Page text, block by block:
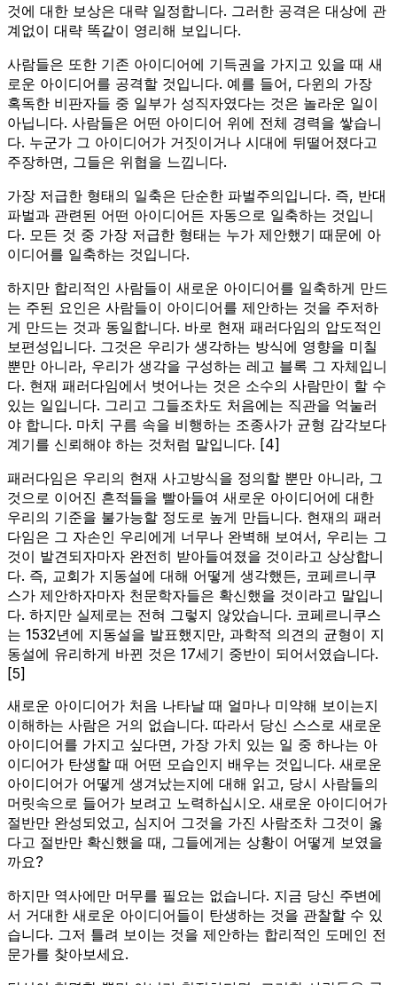
것에 대한 보상은 대략 일정합니다. 그러한 공격은 대상에 관
계없이 대략 똑같이 영리해 보입니다.
사람들은 또한 기존 아이디어에 기득권을 가지고 있을 때 새
로운 아이디어를 공격할 것입니다. 예를 들어, 다윈의 가장
혹독한 비판자들 중 일부가 성직자였다는 것은 놀라운 일이
아닙니다. 사람들은 어떤 아이디어 위에 전체 경력을 쌓습니
다. 누군가 그 아이디어가 거짓이거나 시대에 뒤떨어졌다고
주장하면, 그들은 위협을 느낍니다.
가장 저급한 형태의 일축은 단순한 파벌주의입니다. 즉, 반대
파벌과 관련된 어떤 아이디어든 자동으로 일축하는 것입니
다. 모든 것 중 가장 저급한 형태는 누가 제안했기 때문에 아
이디어를 일축하는 것입니다.
하지만 합리적인 사람들이 새로운 아이디어를 일축하게 만드
는 주된 요인은 사람들이 아이디어를 제안하는 것을 주저하
게 만드는 것과 동일합니다. 바로 현재 패러다임의 압도적인
보편성입니다. 그것은 우리가 생각하는 방식에 영향을 미칠
뿐만 아니라, 우리가 생각을 구성하는 레고 블록 그 자체입니
다. 현재 패러다임에서 벗어나는 것은 소수의 사람만이 할 수
있는 일입니다. 그리고 그들조차도 처음에는 직관을 억눌러
야 합니다. 마치 구름 속을 비행하는 조종사가 균형 감각보다
계기를 신뢰해야 하는 것처럼 말입니다. [4]
패러다임은 우리의 현재 사고방식을 정의할 뿐만 아니라, 그
것으로 이어진 흔적들을 빨아들여 새로운 아이디어에 대한
우리의 기준을 불가능할 정도로 높게 만듭니다. 현재의 패러
다임은 그 자손인 우리에게 너무나 완벽해 보여서, 우리는 그
것이 발견되자마자 완전히 받아들여졌을 것이라고 상상합니
다. 즉, 교회가 지동설에 대해 어떻게 생각했든, 코페르니쿠
스가 제안하자마자 천문학자들은 확신했을 것이라고 말입니
다. 하지만 실제로는 전혀 그렇지 않았습니다. 코페르니쿠스
는 1532년에 지동설을 발표했지만, 과학적 의견의 균형이 지
동설에 유리하게 바뀐 것은 17세기 중반이 되어서였습니다.
[5]
새로운 아이디어가 처음 나타날 때 얼마나 미약해 보이는지
이해하는 사람은 거의 없습니다. 따라서 당신 스스로 새로운
아이디어를 가지고 싶다면, 가장 가치 있는 일 중 하나는 아
이디어가 탄생할 때 어떤 모습인지 배우는 것입니다. 새로운
아이디어가 어떻게 생겨났는지에 대해 읽고, 당시 사람들의
머릿속으로 들어가 보려고 노력하십시오. 새로운 아이디어가
절반만 완성되었고, 심지어 그것을 가진 사람조차 그것이 옳
다고 절반만 확신했을 때, 그들에게는 상황이 어떻게 보였을
까요?
하지만 역사에만 머무를 필요는 없습니다. 지금 당신 주변에
서 거대한 새로운 아이디어들이 탄생하는 것을 관찰할 수 있
습니다. 그저 틀려 보이는 것을 제안하는 합리적인 도메인 전
문가를 찾아보세요.